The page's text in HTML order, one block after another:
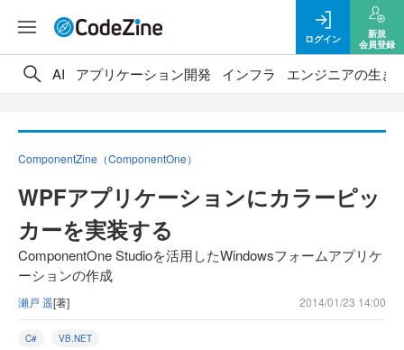
ログイン
新規
会員登録
AI アプリケーション開発 インフラ エンジニアの生き
ComponentZine（ComponentOne）
WPFアプリケーションにカラーピッ
カーを実装する
ComponentOne Studioを活用したWindowsフォームアプリケ
ーションの作成
瀬戸 遥[著] 2014/01/23 14:00
C# VB.NET